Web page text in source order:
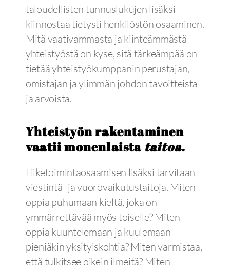
taloudellisten tunnuslukujen lisäksi
kiinnostaa tietysti henkilöstön osaaminen.
Mitä vaativammasta ja kiinteämmästä
yhteistyöstä on kyse, sitä tärkeämpää on
tietää yhteistyökumppanin perustajan,
omistajan ja ylimmän johdon tavoitteista
ja arvoista.
Yhteistyön rakentaminen
vaatii monenlaista taitoa.
Liiketoimintaosaamisen lisäksi tarvitaan
viestintä- ja vuorovaikutustaitoja. Miten
oppia puhumaan kieltä, joka on
ymmärrettävää myös toiselle? Miten
oppia kuuntelemaan ja kuulemaan
pieniäkin yksityiskohtia? Miten varmistaa,
että tulkitsee oikein ilmeitä? Miten